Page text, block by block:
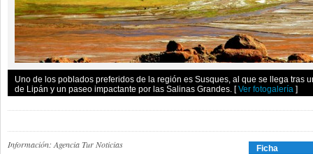
Uno de los poblados preferidos de la región es Susques, al que se llega tras
de Lipán y un paseo impactante por las Salinas Grandes. [Ver fotogalería ]
Ficha
Información: Agencia Tur Noticias